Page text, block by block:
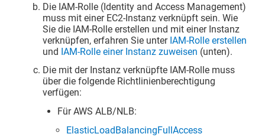
Die IAM-Rolle (Identity and Access Management)
muss mit einer EC2-Instanz verknüpft sein. Wie
Sie die IAM-Rolle erstellen und mit einer Instanz
verknüpfen, erfahren Sie unter IAM-Rolle erstellen
und IAM-Rolle einer Instanz zuweisen (unten).
Die mit der Instanz verknüpfte IAM-Rolle muss
über die folgende Richtlinienberechtigung
verfügen:
Für AWS ALB/NLB:
ElasticLoadBalancingFullAccess